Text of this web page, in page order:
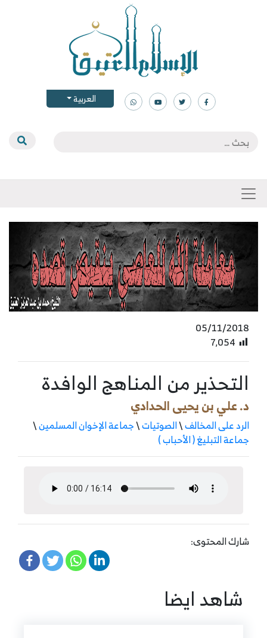
العربية
05/11/2018
7٬054
التحذير من المناهج الوافدة
د. علي بن يحيى الحدادي
الرد على المخالف\الصوتيات\جماعة الإخوان المسلمين\
جماعة التبليغ ( الأحباب )
شارك المحتوى:
شاهد ايضا